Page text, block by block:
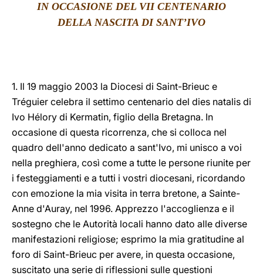
IN OCCASIONE DEL VII CENTENARIO
DELLA NASCITA DI SANT’IVO
1. Il 19 maggio 2003 la Diocesi di Saint-Brieuc e
Tréguier celebra il settimo centenario del dies natalis di
Ivo Hélory di Kermatin, figlio della Bretagna. In
occasione di questa ricorrenza, che si colloca nel
quadro dell'anno dedicato a sant'Ivo, mi unisco a voi
nella preghiera, così come a tutte le persone riunite per
i festeggiamenti e a tutti i vostri diocesani, ricordando
con emozione la mia visita in terra bretone, a Sainte-
Anne d'Auray, nel 1996. Apprezzo l'accoglienza e il
sostegno che le Autorità locali hanno dato alle diverse
manifestazioni religiose; esprimo la mia gratitudine al
foro di Saint-Brieuc per avere, in questa occasione,
suscitato una serie di riflessioni sulle questioni